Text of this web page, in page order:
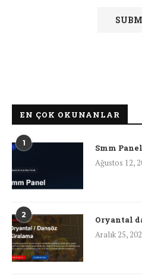
EN ÇOK OKUNANLAR
1
Smm
Ağustos 12,
2
Oryantal
Aralık 25,